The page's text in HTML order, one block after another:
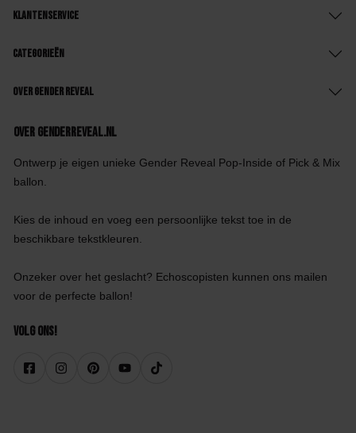
Klantenservice
Categorieën
Over Gender Reveal
Over GenderReveal.nl
Ontwerp je eigen unieke Gender Reveal Pop-Inside of Pick & Mix
ballon.
Kies de inhoud en voeg een persoonlijke tekst toe in de
beschikbare tekstkleuren.
Onzeker over het geslacht? Echoscopisten kunnen ons mailen
voor de perfecte ballon!
Volg ons!